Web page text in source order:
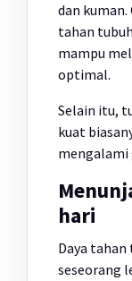
dan kuman.
tahan
mampu
optimal.
Selain itu,
kuat
mengalami
hari
Daya
seseorang